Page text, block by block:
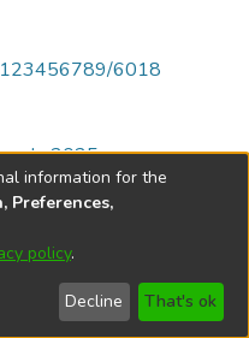
123456789/6018
de 2025
de Córdoba
information for the
Preferences,
policy.
Decline That's ok